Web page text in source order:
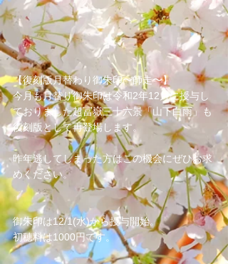
【復刻版月替わり御朱印〜師走〜】
今月も月替り御朱印は令和2年12月に授与し
ておりました超冨嶽三十六景「山下白雨」も
復刻版として再登場します。
昨年逃してしまった方はこの機会にぜひお求
めください。
御朱印は12/1(水)から授与開始。
初穂料は1000円です。